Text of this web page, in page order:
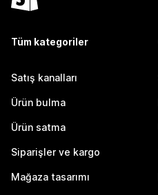
Tüm kategoriler
Satış kanalları
Ürün bulma
Ürün satma
Siparişler ve kargo
Mağaza tasarımı